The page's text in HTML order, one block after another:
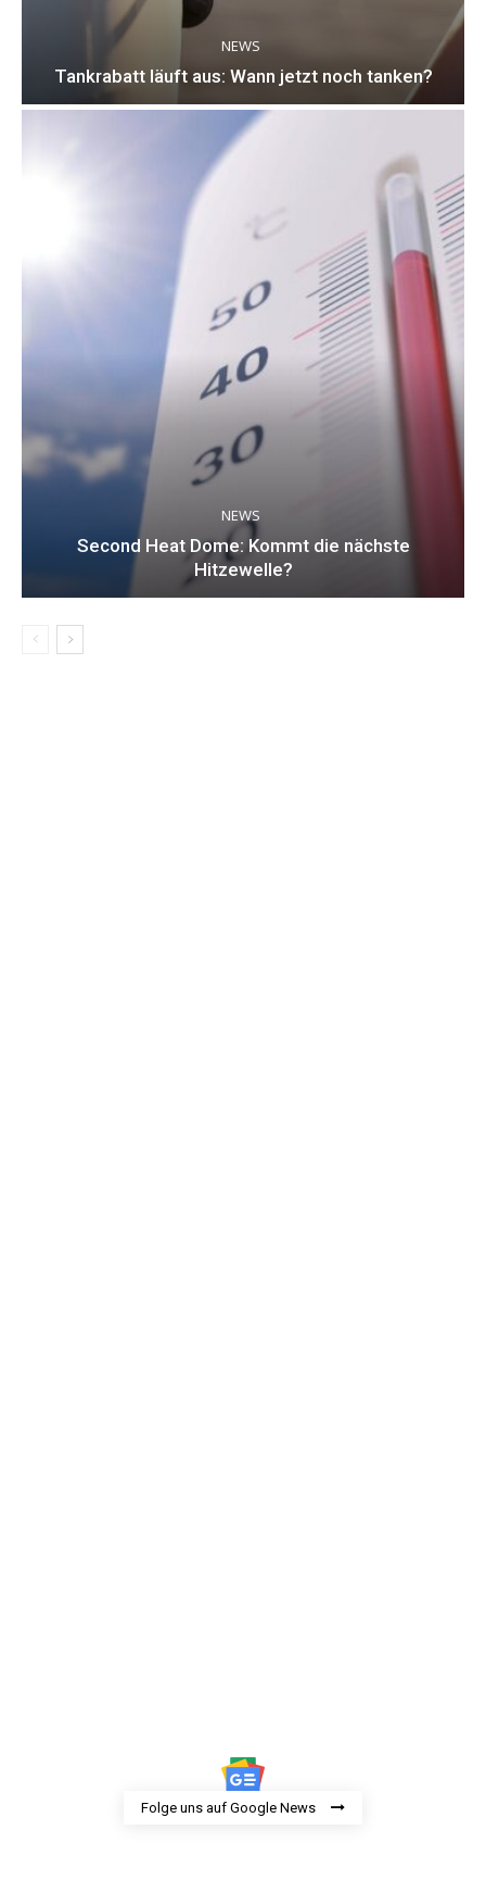
NEWS
Tankrabatt läuft aus: Wann jetzt noch tanken?
NEWS
Second Heat Dome: Kommt die nächste
Hitzewelle?
Folge uns auf Google News